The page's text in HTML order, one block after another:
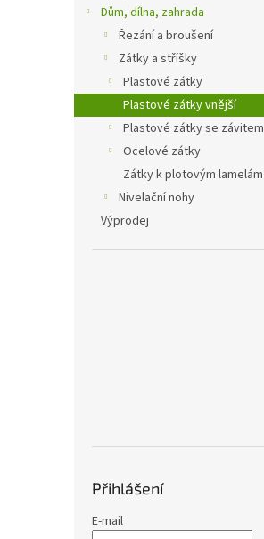
Dům, dílna, zahrada
Řezání a broušení
Zátky a stříšky
Plastové zátky
Plastové zátky vnější
Plastové zátky se závitem
Ocelové zátky
Zátky k plotovým lamelám
Nivelační nohy
Výprodej
Přihlášení
E-mail